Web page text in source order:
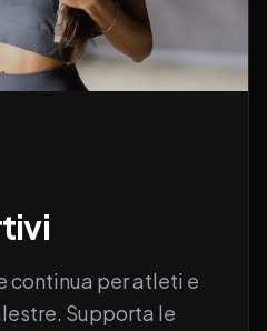
continua per atleti e
Supporta le